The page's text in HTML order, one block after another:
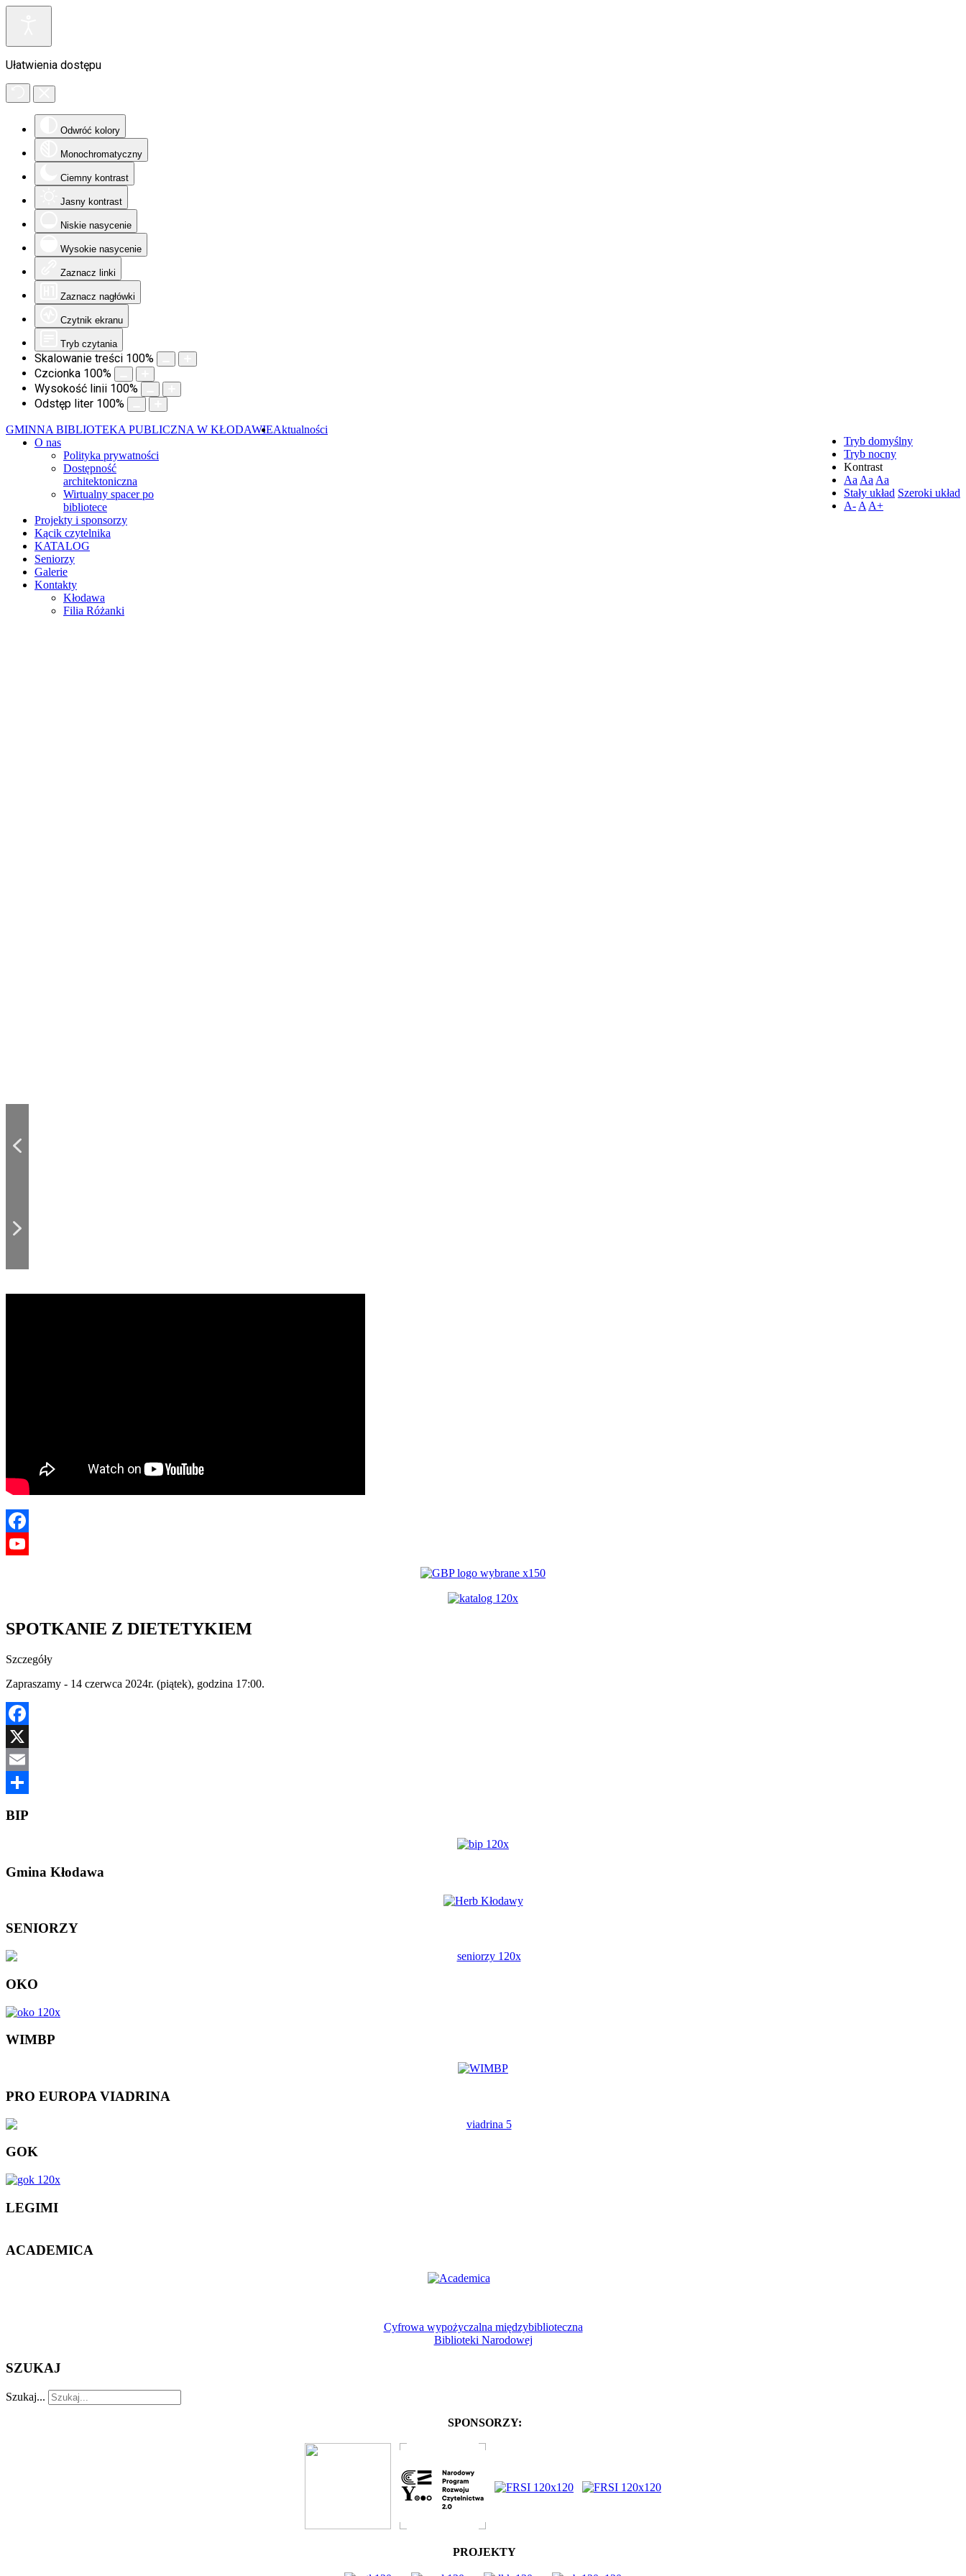
Ułatwienia dostępu
Odwróć kolory
Monochromatyczny
Ciemny kontrast
Jasny kontrast
Niskie nasycenie
Wysokie nasycenie
Zaznacz linki
Zaznacz nagłówki
Czytnik ekranu
Tryb czytania
Skalowanie treści 100%
Czcionka 100%
Wysokość linii 100%
Odstęp liter 100%
Tryb domyślny
Tryb nocny
Kontrast
Aa Aa Aa
Stały układ Szeroki układ
A- A A+
GMINNA BIBLIOTEKA PUBLICZNA W KŁODAWIEAktualności
O nas
Polityka prywatności
Dostępność
architektoniczna
Wirtualny spacer po
bibliotece
Projekty i sponsorzy
Kącik czytelnika
KATALOG
Seniorzy
Galerie
Kontakty
Kłodawa
Filia Różanki
Facebook
SPOTKANIE Z DIETETYKIEM
Szczegóły
Zapraszamy - 14 czerwca 2024r. (piątek), godzina 17:00.
Facebook
X
Email
BIP
Gmina Kłodawa
SENIORZY
OKO
WIMBP
PRO EUROPA VIADRINA
GOK
LEGIMI
ACADEMICA
Cyfrowa wypożyczalna międzybiblioteczna
Biblioteki Narodowej
SZUKAJ
Szukaj...
SPONSORZY:
PROJEKTY